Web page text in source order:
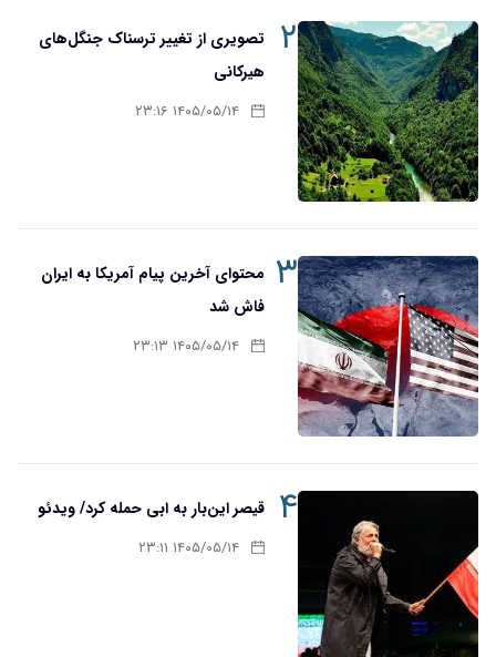
۲
تصویری از تغییر ترسناک جنگل‌های
هیرکانی
۱۴۰۵/۰۵/۱۴ ۲۳:۱۶
۳ محتوای آخرین پیام آمریکا به ایران
فاش شد
۱۴۰۵/۰۵/۱۴ ۲۳:۱۳
۴ قیصر این‌بار به ابی حمله کرد/ ویدئو
۱۴۰۵/۰۵/۱۴ ۲۳:۱۱